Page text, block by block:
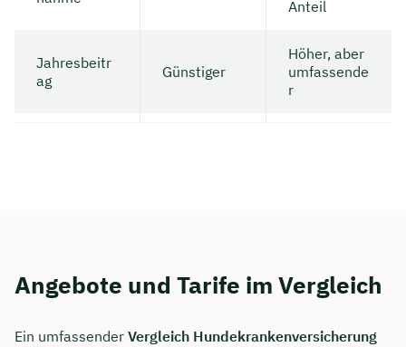
Anteil
Jahresbeitr
ag
Günstiger
Höher, aber
umfassende
r
Angebote und Tarife im Vergleich
Ein umfassender Vergleich Hundekrankenversicherung
Ubben sichern 🤝